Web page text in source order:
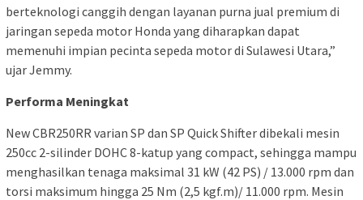
berteknologi canggih dengan layanan purna jual premium di
jaringan sepeda motor Honda yang diharapkan dapat
memenuhi impian pecinta sepeda motor di Sulawesi Utara,”
ujar Jemmy.
Performa Meningkat
New CBR250RR varian SP dan SP Quick Shifter dibekali mesin
250cc 2-silinder DOHC 8-katup yang compact, sehingga mampu
menghasilkan tenaga maksimal 31 kW (42 PS) / 13.000 rpm dan
torsi maksimum hingga 25 Nm (2,5 kgf.m)/ 11.000 rpm. Mesin